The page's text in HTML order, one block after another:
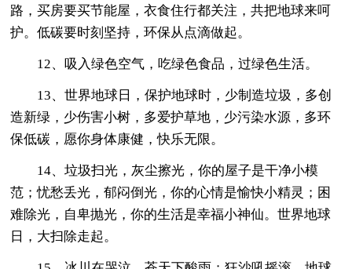
路，买房要买节能屋，衣食住行都关注，共把地球来呵
护。低碳要时刻坚持，环保从点滴做起。
12、吸入绿色空气，吃绿色食品，过绿色生活。
13、世界地球日，保护地球时，少制造垃圾，多创
造新绿，少伤害小树，多爱护草地，少污染水源，多环
保低碳，愿你身体康健，快乐无限。
14、垃圾扫光，灰尘擦光，你的屋子是干净小模
范；忧愁丢光，郁闷倒光，你的心情是愉快小精灵；困
难除光，自卑抛光，你的生活是幸福小神仙。世界地球
日，大扫除走起。